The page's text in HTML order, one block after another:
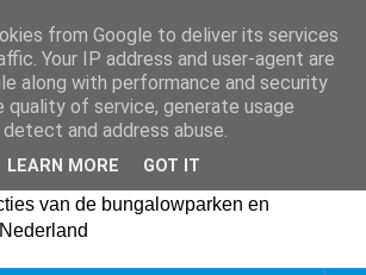
van de bungalowparken en
from Google to deliver its services
Your IP address and user-agent are
along with performance and security
quality of service, generate usage
and address abuse.
LEARN MORE GOT IT